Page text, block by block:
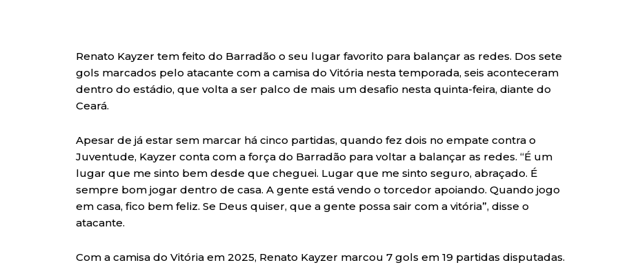
Renato Kayzer tem feito do Barradão o seu lugar favorito para balançar as redes. Dos sete
gols marcados pelo atacante com a camisa do Vitória nesta temporada, seis aconteceram
dentro do estádio, que volta a ser palco de mais um desafio nesta quinta-feira, diante do
Ceará.
Apesar de já estar sem marcar há cinco partidas, quando fez dois no empate contra o
Juventude, Kayzer conta com a força do Barradão para voltar a balançar as redes. “É um
lugar que me sinto bem desde que cheguei. Lugar que me sinto seguro, abraçado. É
sempre bom jogar dentro de casa. A gente está vendo o torcedor apoiando. Quando jogo
em casa, fico bem feliz. Se Deus quiser, que a gente possa sair com a vitória”, disse o
atacante.
Com a camisa do Vitória em 2025, Renato Kayzer marcou 7 gols em 19 partidas disputadas.